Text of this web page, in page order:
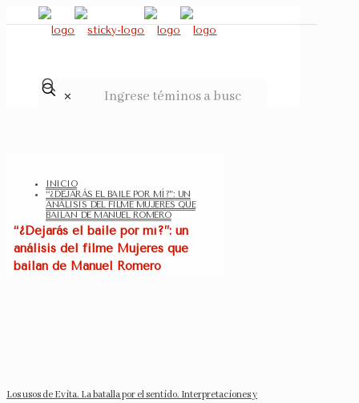
✕
“¿Dejarás el baile por mí?”: un
análisis del filme Mujeres que
bailan de Manuel Romero
INICIO
“¿DEJARÁS EL BAILE POR MÍ?”: UN
ANÁLISIS DEL FILME MUJERES QUE
BAILAN DE MANUEL ROMERO
Los usos de Evita. La batalla por el sentido. Interpretaciones y